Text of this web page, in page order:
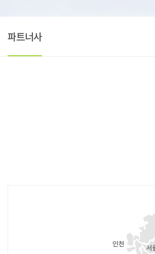
파트너사